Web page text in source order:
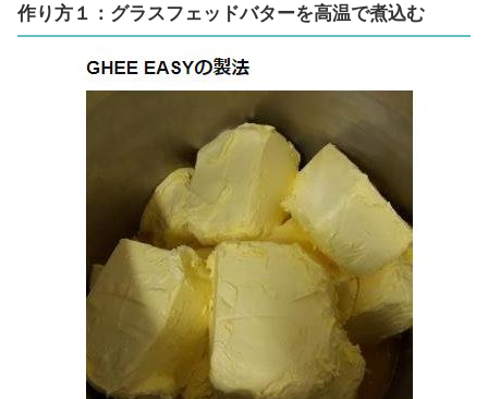
作り方１：グラスフェッドバターを高温で煮込む